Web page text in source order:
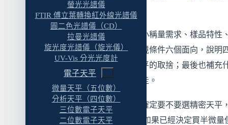
螢光光譜儀
FTIR 傅立葉轉換紅外線光譜儀
圓二色光譜儀（CD）
拉曼光譜儀
旋光度光譜儀（旋光儀）
UV-Vis 分光光度計
電子天平
微量天平（五位數）
分析天平（四位數）
三位數電子天平
二位數電子天平
兩個常見錯誤
四、樣品特性對選購的影響
樣品難穩定，精度越高越難用
結論：難穩定的樣品，過高精度反而不利
五、操作頻率與重複性需求
操作頻率高 → 反應時間是重要指標
重複性需求依場域有不同要求
不會 over-spec？」
這篇就直接解這個問題。從最小稱量需求、樣品特性
作頻率、合規場域、預算與環境條件六個面向，說明
數分析天平與五位數半微量天平的取捨；最後也補充
情況才需要往六位數微量天平走。
如果你還在更前面的階段、不確定要不要選精密天平
實驗室電子天平完整指南
；如果已經決定買半微量